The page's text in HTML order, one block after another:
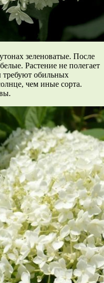
зеленоватые. После
Растение не полегает
требуют обильных
чем иные сорта.